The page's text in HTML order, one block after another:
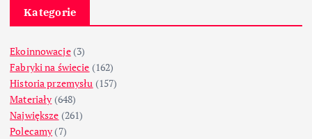
Kategorie
Ekoinnowacje(3)
Fabryki na świecie (162)
Historia przemysłu (157)
Materiały (648)
Największe (261)
Polecamy (7)